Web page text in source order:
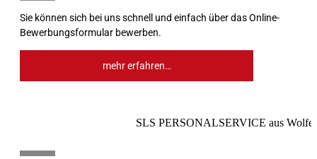
Sie können sich bei uns schnell und einfach über das Online-
Bewerbungsformular bewerben.
mehr erfahren…
SLS PERSONALSERVICE aus